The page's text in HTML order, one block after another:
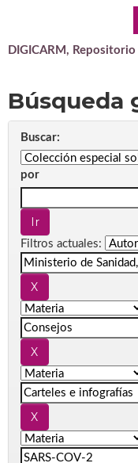
DIGICARM,
Búsqueda
Buscar:
por
Filtros actuales: